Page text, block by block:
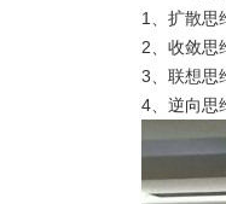
1、扩散思
2、收敛思
3、联想思
4、逆向思